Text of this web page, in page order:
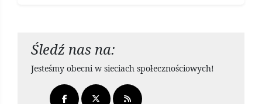
Śledź nas na:
Jesteśmy obecni w sieciach społecznościowych!